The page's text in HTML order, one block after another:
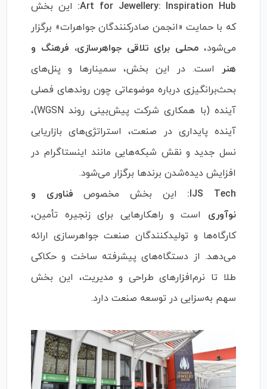
Art for Jewellery: Inspiration Hub:
این بخش
که با حمایت «انجمن صادرکنندگان جواهرات» برگزار
می‌شود، محلی برای تلاقی جواهرسازی، فرهنگ و
هنر
است. در این بخش، سمینارها و پنل‌های
بحث‌برانگیزی درباره موضوعاتی چون روندهای فصلی
آینده (با همکاری شرکت پیش‌بینی روند WGSN)،
آینده پایداری در صنعت، استراتژی‌های بازاریابی
نسل جدید و نقش شبکه‌هایی مانند اینستاگرام در
افزایش دیده‌شدن برندها برگزار می‌شود.
IJS Tech:
این بخش مخصوص فناوری و
نوآوری است و راهکارهایی برای زنجیره تأمین،
کارگاه‌ها و تولیدکنندگان صنعت جواهرسازی ارائه
می‌دهد. از دستگاه‌های پیشرفته ساخت و حکاکی
طلا تا نرم‌افزارهای طراحی و مدیریت، این بخش
سهم به‌سزایی در توسعه صنعت دارد.